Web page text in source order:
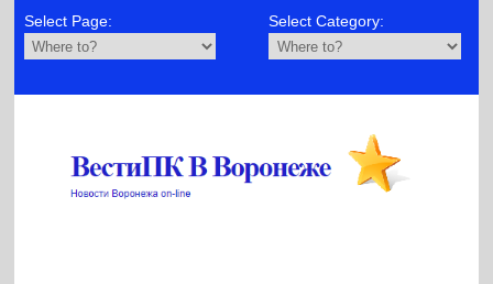
Select Page: Select Category: